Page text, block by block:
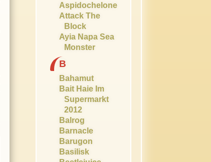
Aspidochelone
Attack The
Block
Ayia Napa Sea
Monster
B
Bahamut
Bait Haie Im
Supermarkt
2012
Balrog
Barnacle
Barugon
Basilisk